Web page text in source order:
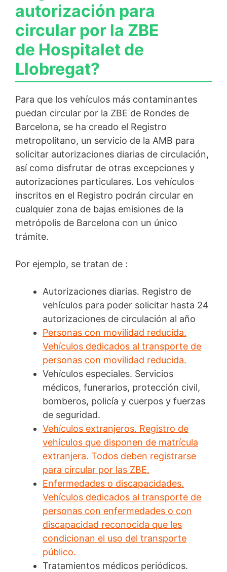
autorización para
circular por la ZBE
de Hospitalet de
Llobregat?
Para que los vehículos más contaminantes
puedan circular por la ZBE de Rondes de
Barcelona, se ha creado el Registro
metropolitano, un servicio de la AMB para
solicitar autorizaciones diarias de circulación,
así como disfrutar de otras excepciones y
autorizaciones particulares. Los vehículos
inscritos en el Registro podrán circular en
cualquier zona de bajas emisiones de la
metrópolis de Barcelona con un único
trámite.
Por ejemplo, se tratan de :
Autorizaciones diarias. Registro de
vehículos para poder solicitar hasta 24
autorizaciones de circulación al año
Personas con movilidad reducida.
Vehículos dedicados al transporte de
personas con movilidad reducida.
Vehículos especiales. Servicios
médicos, funerarios, protección civil,
bomberos, policía y cuerpos y fuerzas
de seguridad.
Vehículos extranjeros. Registro de
vehículos que disponen de matrícula
extranjera. Todos deben registrarse
para circular por las ZBE.
Enfermedades o discapacidades.
Vehículos dedicados al transporte de
personas con enfermedades o con
discapacidad reconocida que les
condicionan el uso del transporte
público.
Tratamientos médicos periódicos.